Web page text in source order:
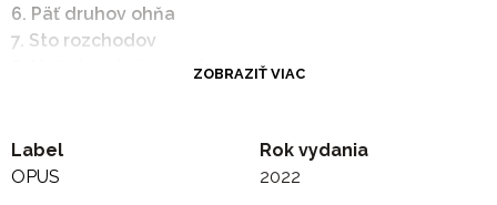
6. Päť druhov ohňa
7. Sto rozchodov
8. Nežný a plný energie
12. Návrat strateného syna
13. Kde si
ZOBRAZIŤ VIAC
Label
OPUS
Rok vydania
2022